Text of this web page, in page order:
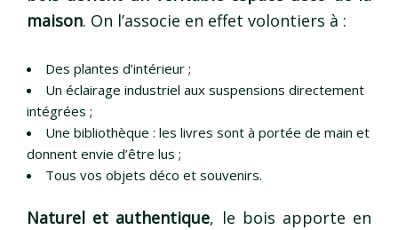
maison. On l’associe en effet volontiers à :
Des plantes d’intérieur ;
Un éclairage industriel aux suspensions directement
intégrées ;
Une bibliothèque : les livres sont à portée de main et
donnent envie d’être lus ;
Tous vos objets déco et souvenirs.
Naturel et authentique, le bois apporte en